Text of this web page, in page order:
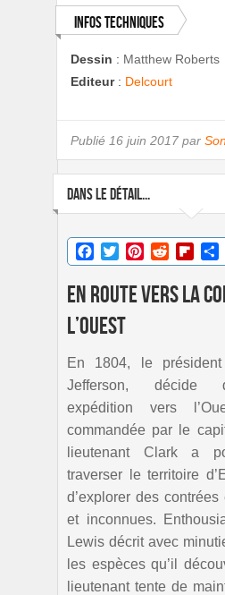
Infos techniques
Dessin : Matthew Roberts
Editeur: Delcourt
Publié 16 juin 2017 par
DANS LE DÉTAIL...
Facebook
TwitterPinterestReddit
En route vers la
l’Ouest
En 1804, le
Jefferson, décide
expédition vers
commandée par le
lieutenant Clark a
traverser le territoire
d’explorer des
et inconnues.
Lewis décrit avec
les espèces qu’il
lieutenant tente de